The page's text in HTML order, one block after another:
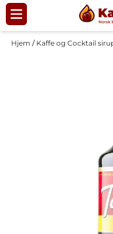
Hopp til innhold
Hjem / Kaffe og Cocktail